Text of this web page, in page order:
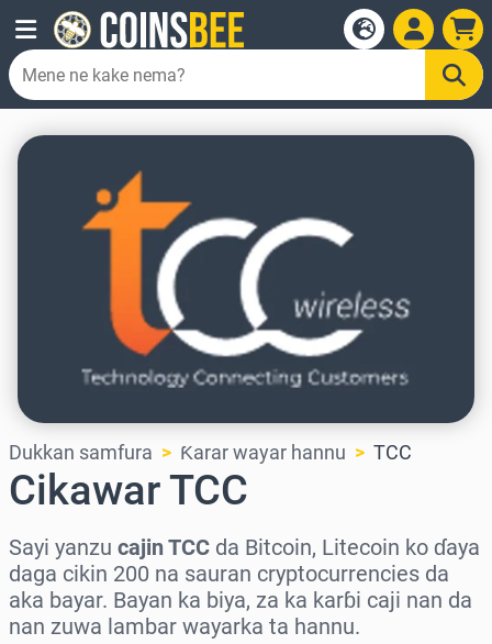
Dukkan samfura Ƙarar wayar hannu TCC
Cikawar TCC
Sayi yanzu cajin TCC da Bitcoin, Litecoin ko ɗaya
daga cikin 200 na sauran cryptocurrencies da
aka bayar. Bayan ka biya, za ka karɓi caji nan da
nan zuwa lambar wayarka ta hannu.